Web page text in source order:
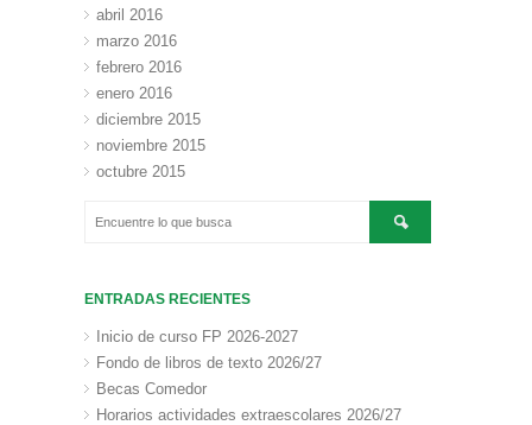
abril 2016
marzo 2016
febrero 2016
enero 2016
diciembre 2015
noviembre 2015
octubre 2015
ENTRADAS RECIENTES
Inicio de curso FP 2026-2027
Fondo de libros de texto 2026/27
Becas Comedor
Horarios actividades extraescolares 2026/27